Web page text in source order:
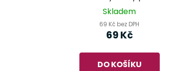
mateřské a základní školy
Skladem
69 Kč bez DPH
69 Kč
DO KOŠÍKU